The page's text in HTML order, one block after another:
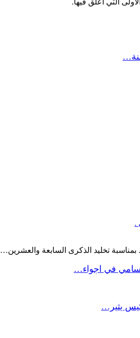
.
تخليد الذكرى السابعة والعشرين…
في اجواء…
يثير…